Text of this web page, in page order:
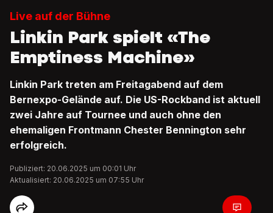
Live auf der Bühne
Linkin Park spielt «The
Emptiness Machine»
Linkin Park treten am Freitagabend auf dem
Bernexpo-Gelände auf. Die US-Rockband ist aktuell
zwei Jahre auf Tournee und auch ohne den
ehemaligen Frontmann Chester Bennington sehr
erfolgreich.
Publiziert: 20.06.2025 um 00:01 Uhr
Aktualisiert: 20.06.2025 um 07:55 Uhr